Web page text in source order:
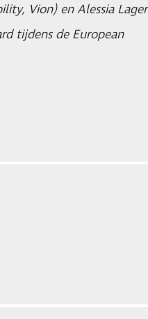
Vion) en Alessia Lager
tijdens de European